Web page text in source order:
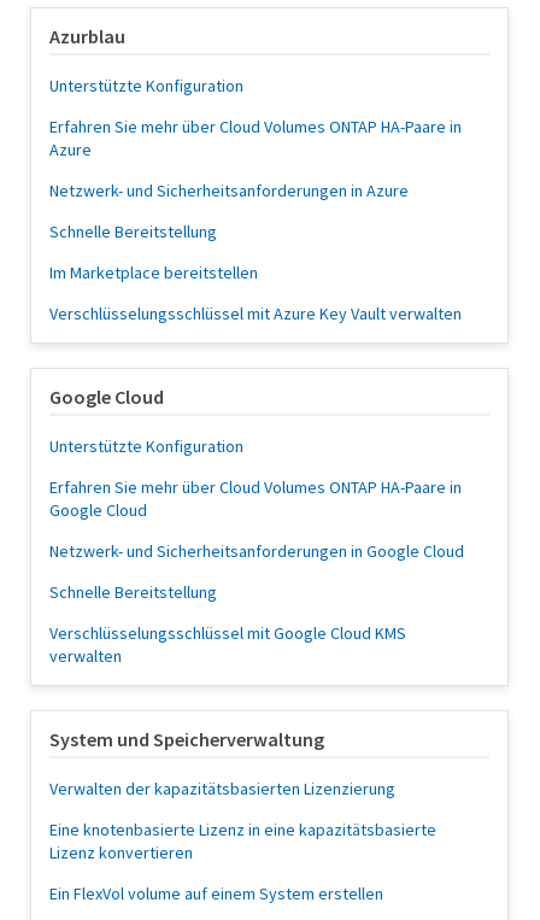
Azurblau
Unterstützte Konfiguration
Erfahren Sie mehr über Cloud Volumes ONTAP HA-Paare in
Azure
Netzwerk- und Sicherheitsanforderungen in Azure
Schnelle Bereitstellung
Im Marketplace bereitstellen
Verschlüsselungsschlüssel mit Azure Key Vault verwalten
Google Cloud
Unterstützte Konfiguration
Erfahren Sie mehr über Cloud Volumes ONTAP HA-Paare in
Google Cloud
Netzwerk- und Sicherheitsanforderungen in Google Cloud
Schnelle Bereitstellung
Verschlüsselungsschlüssel mit Google Cloud KMS
verwalten
System und Speicherverwaltung
Verwalten der kapazitätsbasierten Lizenzierung
Eine knotenbasierte Lizenz in eine kapazitätsbasierte
Lizenz konvertieren
Ein FlexVol volume auf einem System erstellen